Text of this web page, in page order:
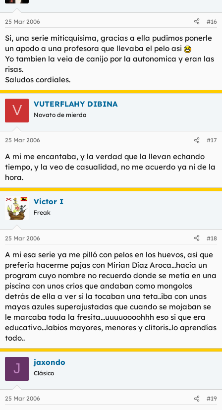
25 Mar 2006 #16
Si, una serie miticquisima, gracias a ella pudimos ponerle
un apodo a una profesora que llevaba el pelo asi
Yo tambien la veia de canijo por la autonomica y eran las
risas.
Saludos cordiales.
V VUTERFLAHY DIBINA
Novato de mierda
25 Mar 2006 #17
A mi me encantaba, y la verdad que la llevan echando
tiempo, y la veo de casualidad, no me acuerdo ya ni de la
hora.
Victor I
Freak
25 Mar 2006 #18
A mi esa serie ya me pilló con pelos en los huevos, así que
prefería hacerme pajas con Mirian Díaz Aroca...hacía un
program cuyo nombre no recuerdo donde se metía en una
piscina con unos crios que andaban como mongolos
detrás de ella a ver si la tocaban una teta..iba con unas
mayas azules superajustadas que cuando se mojaban se
le marcaba toda la fresita...uuuuoooohhh eso si que era
educativo...labios mayores, menores y clítoris..lo aprendías
todo..
J jaxondo
Clásico
25 Mar 2006 #19